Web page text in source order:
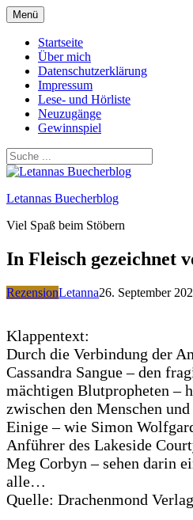
Zum
Inhalt
springen
Menü
Startseite
Über mich
Datenschutzerklärung
Impressum
Lese- und Hörliste
Neuzugänge
Gewinnspiel
Letannas Buecherblog
Viel Spaß beim Stöbern
In Fleisch gezeichnet
RezensionLetanna26. September
Klappentext:
Durch die Verbindung der
Cassandra Sangue – den
mächtigen Blutpropheten –
zwischen den Menschen
Einige – wie Simon
Anführer des Lakeside
Meg Corbyn – sehen darin
alle…
Quelle: Drachenmond Verlag